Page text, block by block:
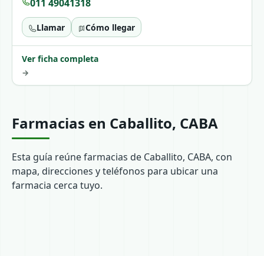
011 49041318
Llamar Cómo llegar
Ver ficha completa
→
Farmacias en Caballito, CABA
Esta guía reúne farmacias de Caballito, CABA, con
mapa, direcciones y teléfonos para ubicar una
farmacia cerca tuyo.